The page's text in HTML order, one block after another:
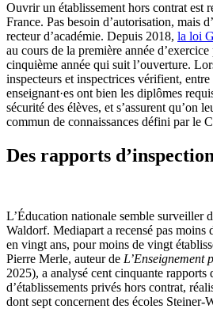
Ouvrir un établissement hors contrat est
France. Pas besoin d’autorisation, mais
recteur d’académie. Depuis 2018, la loi
au cours de la première année
cinquième année qui suit l’ouverture.
inspecteurs et inspectrices vérifient, entre
enseignant·es ont bien les diplômes
sécurité des élèves, et s’assurent qu’on
commun de connaissances défini par le
Des rapports
L’Éducation nationale semble surveiller
Waldorf. Mediapart a recensé pas moins
en vingt ans, pour moins de vingt
Pierre Merle, auteur de L’Enseignement
2025), a analysé cent cinquante rapports
d’établissements privés hors contrat,
dont sept concernent des écoles Steiner-